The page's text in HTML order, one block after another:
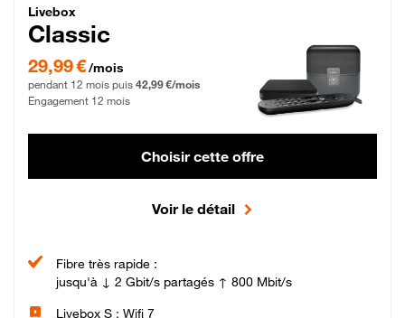
Livebox Classic Fibre
Livebox
Classic
29,99 € par mois pendant 12 mois puis 42,99 € par mois, Engagement 12 mois
29,99 €/mois
pendant 12 mois puis 42,99 €/mois
Engagement 12 mois
Choisir cette offre
Voir le détail
Fibre très rapide :
jusqu'à ↓ 2 Gbit/s partagés ↑ 800 Mbit/s
Livebox S : Wifi 7